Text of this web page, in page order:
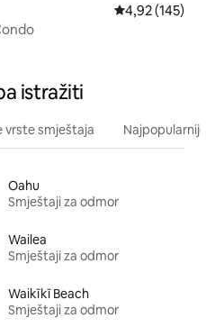
Prosječna
4,92 (145)
istražiti
vrste smještaja
Oahu
Smještaji za odmor
Wailea
Smještaji za odmor
Waikīkī Beach
Smještaji za odmor